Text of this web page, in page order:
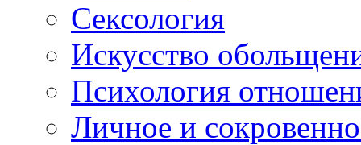
Сексология
Искусство
Психология
Личное и